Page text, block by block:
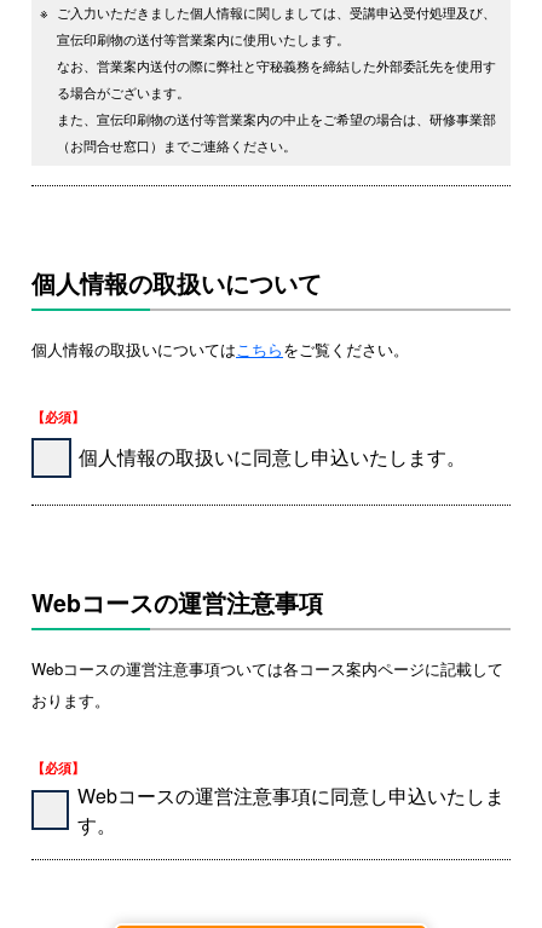
※
ご入力いただきました個人情報に関しましては、受講申込受付処理及び、
宣伝印刷物の送付等営業案内に使用いたします。
なお、営業案内送付の際に弊社と守秘義務を締結した外部委託先を使用す
る場合がございます。
また、宣伝印刷物の送付等営業案内の中止をご希望の場合は、研修事業部
（お問合せ窓口）までご連絡ください。
個人情報の取扱いについて
個人情報の取扱いについてはこちらをご覧ください。
【必須】
個人情報の取扱いに同意し申込いたします。
Webコースの運営注意事項
Webコースの運営注意事項ついては各コース案内ページに記載して
おります。
【必須】
Webコースの運営注意事項に同意し申込いたしま
す。